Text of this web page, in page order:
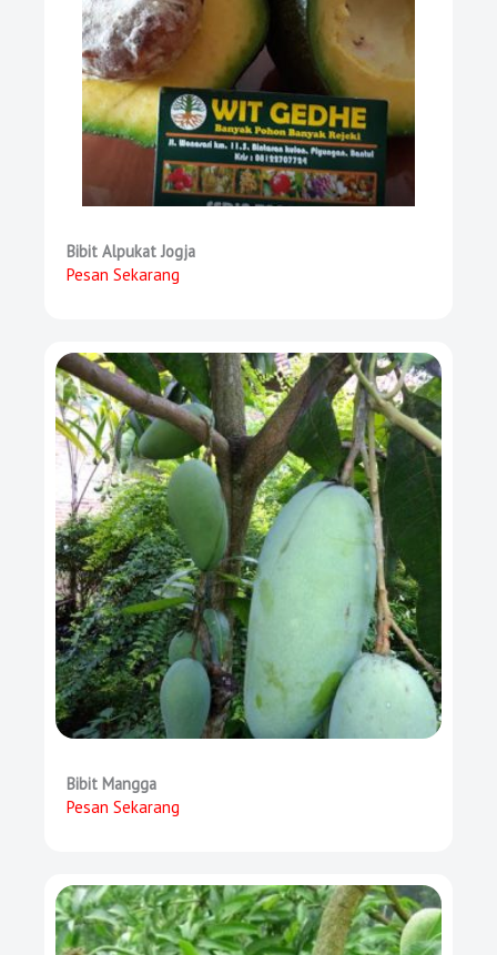
Bibit Alpukat Jogja
Pesan Sekarang
Bibit Mangga
Pesan Sekarang